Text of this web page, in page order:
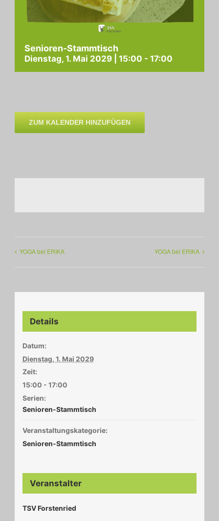
Senioren-Stammtisch
Dienstag, 1. Mai 2029 | 15:00 - 17:00
ZUM KALENDER HINZUFÜGEN
YOGA bei ERIKA YOGA bei ERIKA
Details
Datum:
Dienstag, 1. Mai 2029
Zeit:
15:00 - 17:00
Serien:
Senioren-Stammtisch
Veranstaltungskategorie:
Senioren-Stammtisch
Veranstalter
TSV Forstenried